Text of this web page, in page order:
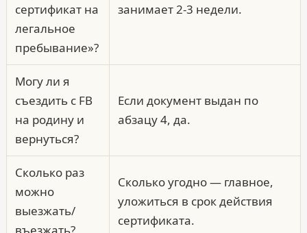
сертификат на
легальное
пребывание»?
занимает 2-3 недели.
Могу ли я
съездить с FB
на родину и
вернуться?
Если документ выдан по
абзацу 4, да.
Сколько раз
можно
выезжать/
въезжать?
Сколько угодно — главное,
уложиться в срок действия
сертификата.